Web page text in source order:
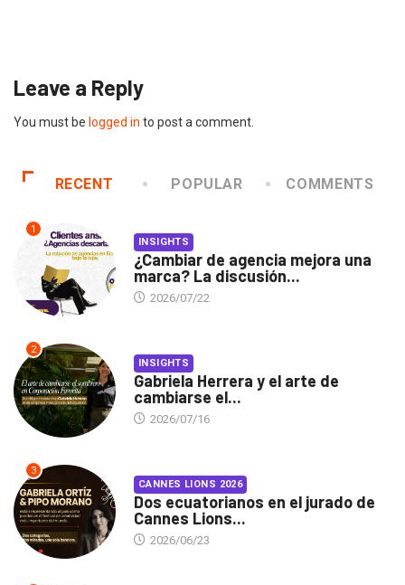
Leave a Reply
You must be logged in to post a comment.
RECENT POPULAR COMMENTS
1
INSIGHTS
¿Cambiar de agencia mejora una
marca? La discusión...
2026/07/22
2
INSIGHTS
Gabriela Herrera y el arte de
cambiarse el...
2026/07/16
3
CANNES LIONS 2026
Dos ecuatorianos en el jurado de
Cannes Lions...
2026/06/23